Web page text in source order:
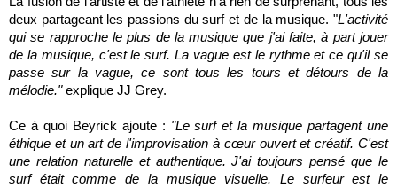
deux partageant les passions du surf et de la musique. "L'activité
qui se rapproche le plus de la musique que j'ai faite, à part jouer
de la musique, c'est le surf. La vague est le rythme et ce qu'il se
passe sur la vague, ce sont tous les tours et détours de la
mélodie."explique JJ Grey.
Ce à quoi Beyrick ajoute : "Le surf et la musique partagent une
éthique et un art de l'improvisation à cœur ouvert et créatif. C'est
une relation naturelle et authentique. J'ai toujours pensé que le
surf était comme de la musique visuelle. Le surfeur est le